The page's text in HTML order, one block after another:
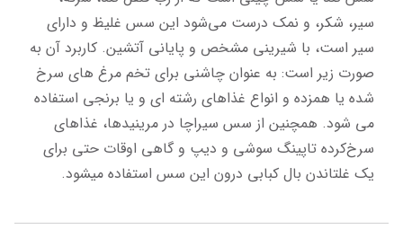
یک غلتاندن بال کبابی درون این سس استفاده میشود.